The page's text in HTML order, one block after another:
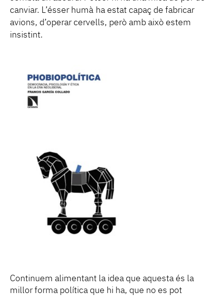
canviar. L’ésser humà ha estat capaç de fabricar
avions, d’operar cervells, però amb això estem
insistint.
Continuem alimentant la idea que aquesta és la
millor forma política que hi ha, que no es pot